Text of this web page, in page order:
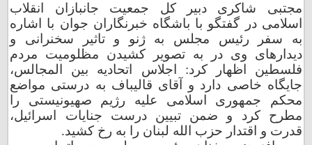
سمنان
سیستان و بلوچستان
فارس
قزوین
مجتبی شاکری دبیر کل جمعیت جانبازان انقلاب
اسلامی در گفتگو با باشگاه خبرنگاران جوان با اشاره
به سفر رئیس مجلس به ژنو و تاثیر سخنرانی و
دیدارهای وی در به تصویر کشیدن مظلومیت مردم
فلسطین اظهار کرد: اجلاس اتحادیه بین المجالس،
جایگاه خاصی دارد و آقای قالیباف به درستی مواضع
محکم جمهوری اسلامی علیه رژیم صهیونیستی را
مطرح کرد و ضمن تبیین درست جنایات اسرائیل،
قدرت و اقتدار حزب الله لبنان را به رخ کشید.